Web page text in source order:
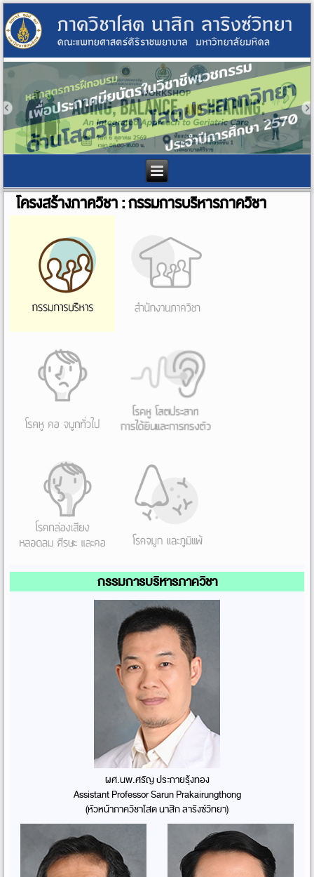
โครงสร้างภาควิชา : กรรมการบริหารภาควิชา
กรรมการบริหารภาควิชา
ผศ.นพ.ศรัญ ประกายรุ้งทอง
Assistant Professor Sarun Prakairungthong
(หัวหน้าภาควิชาโสต นาสิก ลาริงซ์วิทยา)